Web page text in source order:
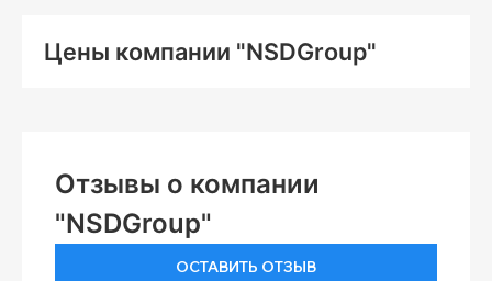
Цены компании "NSDGroup"
Отзывы о компании
"NSDGroup"
ОСТАВИТЬ ОТЗЫВ